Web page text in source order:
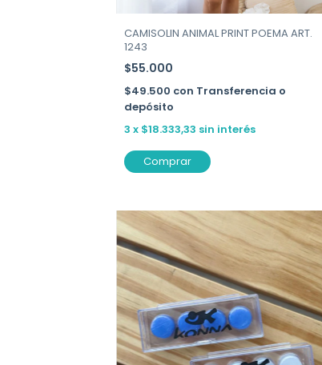
CAMISOLIN ANIMAL PRINT POEMA ART.
1243
$55.000
$49.500 con Transferencia o
depósito
3 x $18.333,33 sin interés
Comprar